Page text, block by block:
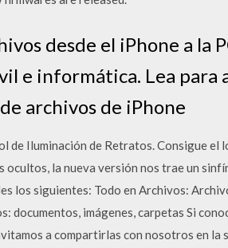
desde el iPhone a la
e informática. Lea
archivos de iPhone
de Iluminación de Retratos. Consigue el
ocultos, la nueva versión nos trae un
los siguientes: Todo en Archivos:
documentos, imágenes, carpetas Si
a compartirlas con nosotros en la